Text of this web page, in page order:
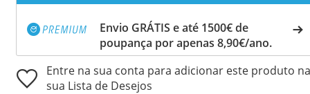
Envio GRÁTIS e até 1500€ de
poupança por apenas 8,90€/ano.
Entre na sua conta para adicionar este produto na
sua Lista de Desejos